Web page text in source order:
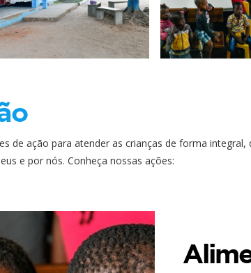
de ação para atender as crianças de forma
e por nós. Conheça nossas ações: